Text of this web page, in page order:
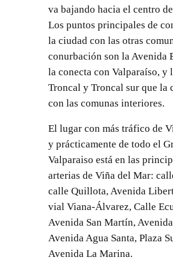
va bajando hacia el centro
Los puntos principales de
la ciudad con las otras
conurbación son la Avenida
la conecta con Valparaíso, y
Troncal y Troncal sur que la
con las comunas interiores.
El lugar con más tráfico de
y prácticamente de todo el
Valparaiso está en las
arterias de Viña del Mar:
calle Quillota, Avenida
vial Viana-Álvarez, Calle
Avenida San Martín,
Avenida Agua Santa, Plaza
Avenida La Marina.